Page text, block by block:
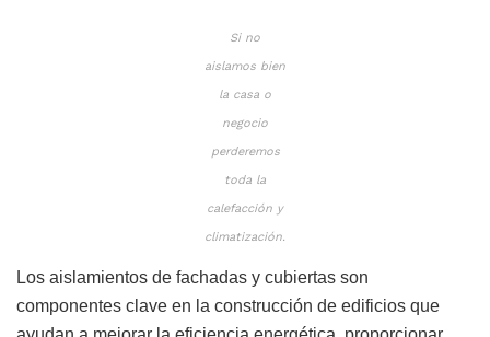
Si no
aislamos bien
la casa o
negocio
perderemos
toda la
calefacción y
climatización.
Los aislamientos de fachadas y cubiertas son
componentes clave en la construcción de edificios que